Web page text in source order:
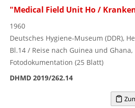
"Medical Field Unit Ho /
1960
Deutsches Hygiene-Museum (DDR),
Bl.14 / Reise nach Guinea und
Fotodokumentation (25 Blatt)
DHMD 2019/262.14